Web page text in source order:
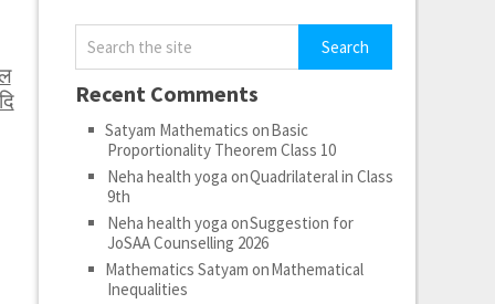
Recent Comments
Satyam Mathematics onBasic
Proportionality Theorem Class 10
Neha health yoga onQuadrilateral in Class
9th
Neha health yoga onSuggestion for
JoSAA Counselling 2026
Mathematics Satyam onMathematical
Inequalities